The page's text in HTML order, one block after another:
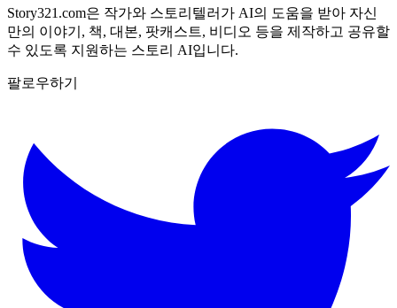
Story321.com은 작가와 스토리텔러가 AI의 도움을 받아 자신
만의 이야기, 책, 대본, 팟캐스트, 비디오 등을 제작하고 공유할
수 있도록 지원하는 스토리 AI입니다.
팔로우하기